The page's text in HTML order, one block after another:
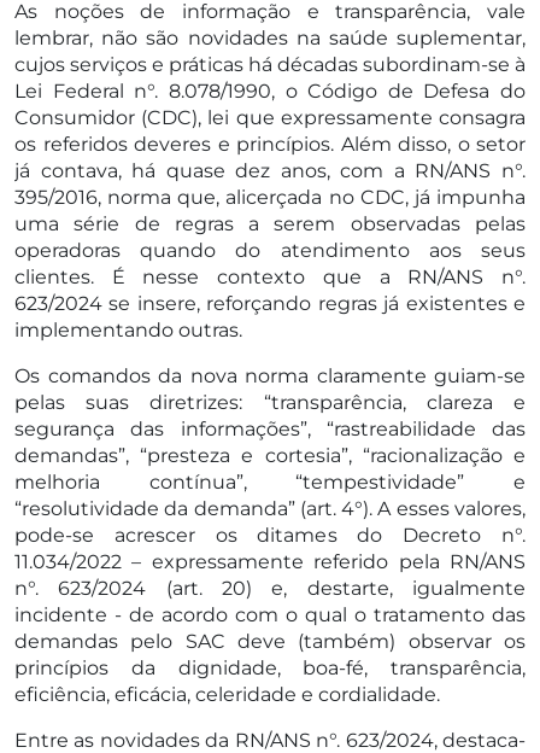
As noções de informação e transparência, vale
lembrar, não são novidades na saúde suplementar,
cujos serviços e práticas há décadas subordinam-se à
Lei Federal n°. 8.078/1990, o Código de Defesa do
Consumidor (CDC), lei que expressamente consagra
os referidos deveres e princípios. Além disso, o setor
já contava, há quase dez anos, com a RN/ANS n°.
395/2016, norma que, alicerçada no CDC, já impunha
uma série de regras a serem observadas pelas
operadoras quando do atendimento aos seus
clientes. É nesse contexto que a RN/ANS n°.
623/2024 se insere, reforçando regras já existentes e
implementando outras.
Os comandos da nova norma claramente guiam-se
pelas suas diretrizes: “transparência, clareza e
segurança das informações”, “rastreabilidade das
demandas”, “presteza e cortesia”, “racionalização e
melhoria contínua”, “tempestividade” e
“resolutividade da demanda” (art. 4°). A esses valores,
pode-se acrescer os ditames do Decreto n°.
11.034/2022 – expressamente referido pela RN/ANS
n°. 623/2024 (art. 20) e, destarte, igualmente
incidente - de acordo com o qual o tratamento das
demandas pelo SAC deve (também) observar os
princípios da dignidade, boa-fé, transparência,
eficiência, eficácia, celeridade e cordialidade.
Entre as novidades da RN/ANS n°. 623/2024, destaca-